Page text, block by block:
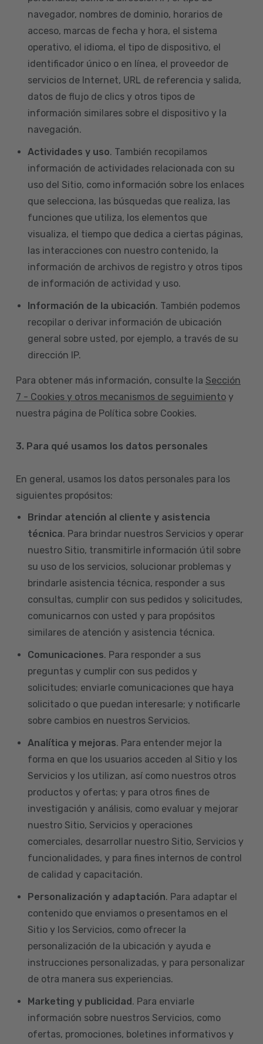
navegador, nombres de dominio, horarios de
acceso, marcas de fecha y hora, el sistema
operativo, el idioma, el tipo de dispositivo, el
identificador único o en línea, el proveedor de
servicios de Internet, URL de referencia y salida,
datos de flujo de clics y otros tipos de
información similares sobre el dispositivo y la
navegación.
Actividades y uso. También recopilamos
información de actividades relacionada con su
uso del Sitio, como información sobre los enlaces
que selecciona, las búsquedas que realiza, las
funciones que utiliza, los elementos que
visualiza, el tiempo que dedica a ciertas páginas,
las interacciones con nuestro contenido, la
información de archivos de registro y otros tipos
de información de actividad y uso.
Información de la ubicación. También podemos
recopilar o derivar información de ubicación
general sobre usted, por ejemplo, a través de su
dirección IP.
Para obtener más información, consulte la Sección
7 - Cookies y otros mecanismos de seguimiento y
nuestra página de Política sobre Cookies.
3. Para qué usamos los datos personales
En general, usamos los datos personales para los
siguientes propósitos:
Brindar atención al cliente y asistencia
técnica. Para brindar nuestros Servicios y operar
nuestro Sitio, transmitirle información útil sobre
su uso de los servicios, solucionar problemas y
brindarle asistencia técnica, responder a sus
consultas, cumplir con sus pedidos y solicitudes,
comunicarnos con usted y para propósitos
similares de atención y asistencia técnica.
Comunicaciones. Para responder a sus
preguntas y cumplir con sus pedidos y
solicitudes; enviarle comunicaciones que haya
solicitado o que puedan interesarle; y notificarle
sobre cambios en nuestros Servicios.
Analítica y mejoras. Para entender mejor la
forma en que los usuarios acceden al Sitio y los
Servicios y los utilizan, así como nuestros otros
productos y ofertas; y para otros fines de
investigación y análisis, como evaluar y mejorar
nuestro Sitio, Servicios y operaciones
comerciales, desarrollar nuestro Sitio, Servicios y
funcionalidades, y para fines internos de control
de calidad y capacitación.
Personalización y adaptación. Para adaptar el
contenido que enviamos o presentamos en el
Sitio y los Servicios, como ofrecer la
personalización de la ubicación y ayuda e
instrucciones personalizadas, y para personalizar
de otra manera sus experiencias.
Marketing y publicidad. Para enviarle
información sobre nuestros Servicios, como
ofertas, promociones, boletines informativos y